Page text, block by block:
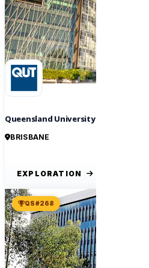
Queensland University of Technology
BRISBANE
EXPLORATION
QS #268